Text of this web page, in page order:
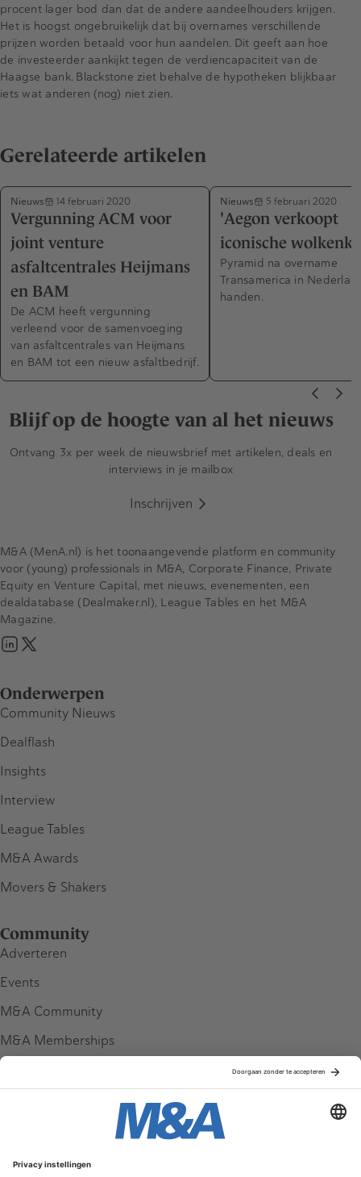
procent lager bod dan dat de andere aandeelhouders krijgen.
Het is hoogst ongebruikelijk dat bij overnames verschillende
prijzen worden betaald voor hun aandelen. Dit geeft aan hoe
de investeerder aankijkt tegen de verdiencapaciteit van de
Haagse bank. Blackstone ziet behalve de hypotheken blijkbaar
iets wat anderen (nog) niet zien.
Gerelateerde artikelen
Nieuws 14 februari 2020
Vergunning ACM voor
joint venture
asfaltcentrales Heijmans
en BAM
De ACM heeft vergunning
verleend voor de samenvoeging
van asfaltcentrales van Heijmans
en BAM tot een nieuw asfaltbedrijf.
Nieuws 5 februari 2020
'Aegon verkoopt
iconische
Pyramid na overname
Transamerica in
handen.
Blijf op de hoogte van al het nieuws
Ontvang 3x per week de nieuwsbrief met artikelen, deals en
interviews in je mailbox
Inschrijven
Onderwerpen
Community Nieuws
Dealflash
Insights
Interview
League Tables
M&A Awards
Movers & Shakers
Community
Adverteren
Events
M&A Community
M&A Memberships
M&A (MenA.nl) is het toonaangevende platform en community
voor (young) professionals in M&A, Corporate Finance, Private
Equity en Venture Capital, met nieuws, evenementen, een
dealdatabase (Dealmaker.nl), League Tables en het M&A
Magazine.